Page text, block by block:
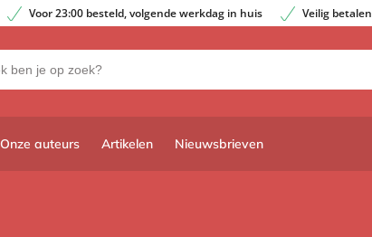
Voor 23:00 besteld, volgende werkdag in huis Veilig betalen
Onze auteurs Artikelen Nieuwsbrieven